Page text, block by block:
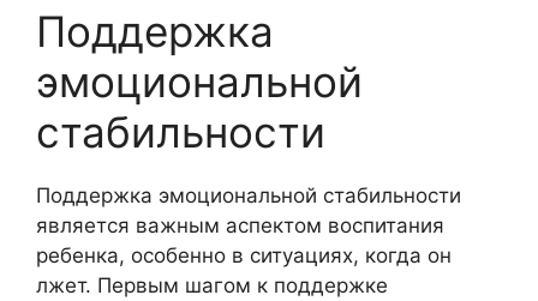
Поддержка
эмоциональной
стабильности
Поддержка эмоциональной стабильности
является важным аспектом воспитания
ребенка, особенно в ситуациях, когда он
лжет. Первым шагом к поддержке